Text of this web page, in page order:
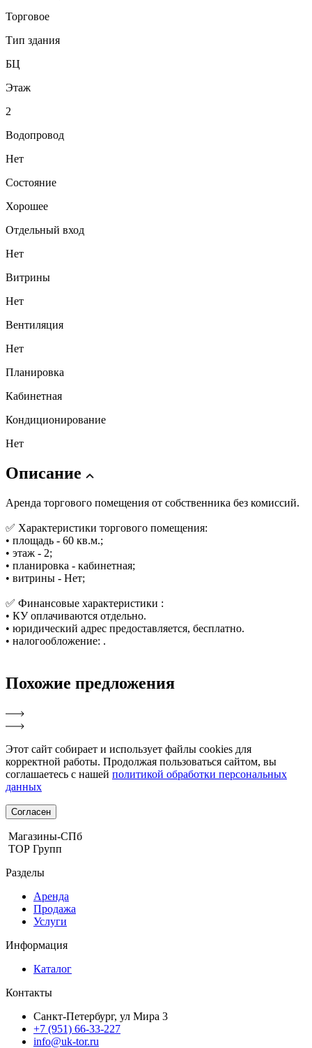
Торговое
Тип здания
БЦ
Этаж
2
Водопровод
Нет
Состояние
Хорошее
Отдельный вход
Нет
Витрины
Нет
Вентиляция
Нет
Планировка
Кабинетная
Кондиционирование
Нет
Описание
Аренда торгового помещения от собственника без комиссий.
✅ Характеристики торгового помещения:
• площадь - 60 кв.м.;
• этаж - 2;
• планировка - кабинетная;
• витрины - Нет;
✅ Финансовые характеристики :
• КУ оплачиваются отдельно.
• юридический адрес предоставляется, бесплатно.
• налогообложение: .
Похожие предложения
Этот сайт собирает и использует файлы cookies для
корректной работы. Продолжая пользоваться сайтом, вы
соглашаетесь с нашей политикой обработки персональных
данных
Согласен
Магазины-СПб
ТОР Групп
Разделы
Аренда
Продажа
Услуги
Информация
Каталог
Контакты
Санкт-Петербург, ул Мира 3
+7 (951) 66-33-227
info@uk-tor.ru